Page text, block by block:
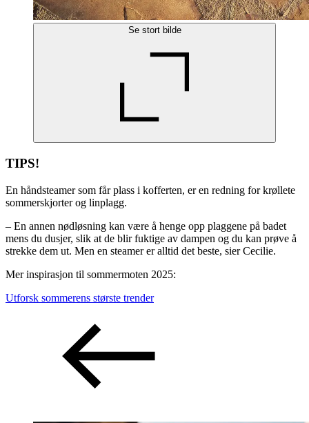
Se stort bilde
TIPS!
En håndsteamer som får plass i kofferten, er en redning for krøllete
sommerskjorter og linplagg.
– En annen nødløsning kan være å henge opp plaggene på badet
mens du dusjer, slik at de blir fuktige av dampen og du kan prøve å
strekke dem ut. Men en steamer er alltid det beste, sier Cecilie.
Mer inspirasjon til sommermoten 2025:
Utforsk sommerens største trender